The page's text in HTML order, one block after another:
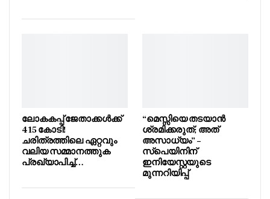
ലോകകപ്പ് ജേതാക്കൾക്ക്
415 കോടി!
ചരിത്രത്തിലെ ഏറ്റവും
വലിയ സമ്മാനത്തുക
പ്രഖ്യാപിച്ച്…
“മെസ്സിയെ തടയാൻ
ശ്രമിക്കരുത്; അത്
അസാധ്യം” –
സ്പെയിനിന്
ഇനിയേസ്റ്റയുടെ
മുന്നറിയിപ്പ്